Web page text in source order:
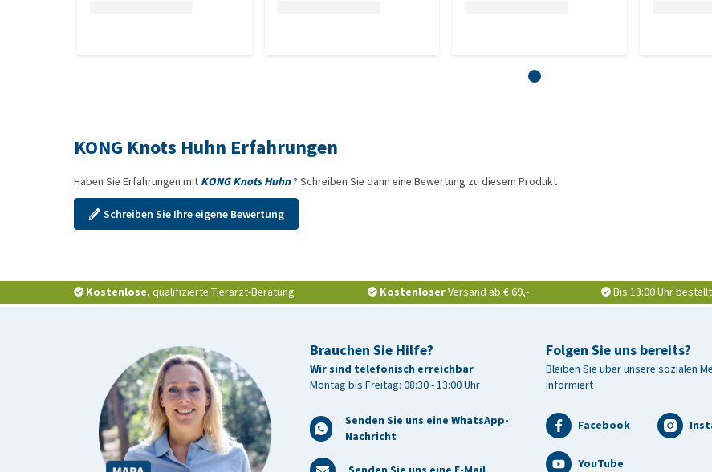
KONG Knots Huhn Erfahrungen
Haben Sie Erfahrungen mit KONG Knots Huhn? Schreiben Sie dann eine Bewertung zu diesem Produkt
Schreiben Sie Ihre eigene Bewertung
Kostenlose, qualifizierte Tierarzt-Beratung KostenloserVersand ab € 69,- Bis 13:00 Uhr
Brauchen Sie Hilfe?
Wir sind telefonisch erreichbar
Montag bis Freitag: 08:30 - 13:00 Uhr
Senden Sie uns eine WhatsApp-
Nachricht
Folgen Sie uns bereits?
Bleiben Sie über unsere sozialen
informiert
Facebook
YouTube